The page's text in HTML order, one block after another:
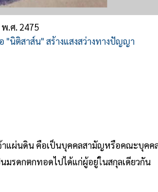
.ศ. 2475
นิติสาส์น" สร้างแสงสว่างทางปัญญา
าแผ่นดิน คือเป็นบุคคลสามัญหรือคณะบุคค
มรดกตกทอดไปได้แก่ผู้อยู่ในสกุลเดียวกัน